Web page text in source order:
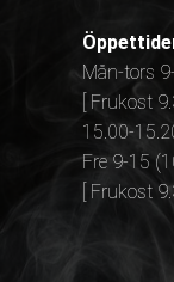
Mån-tors
[ Frukost
15.00-
Fre 9-15
[ Frukost